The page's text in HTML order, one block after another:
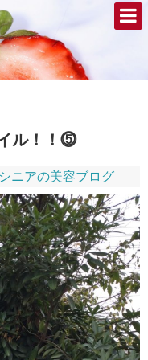
ル！！⓹
シニアの美容ブログ